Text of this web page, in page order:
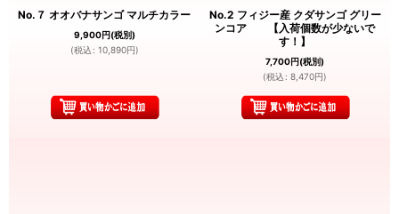
No.７ オオバナサンゴ マルチカラー
9,900円(税別)
(税込 : 10,890円)
No.2 フィジー産 クダサンゴ グリー
ンコア 【入荷個数が少ないで
す！】
7,700円(税別)
(税込 : 8,470円)